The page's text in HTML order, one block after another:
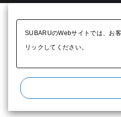
SUBARUのWebサイトでは、お
リックしてください。​